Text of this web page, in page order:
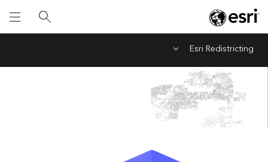
Esri Redistricting
Menu